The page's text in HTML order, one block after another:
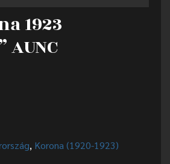
1923
AUNC
, Korona (1920-1923)